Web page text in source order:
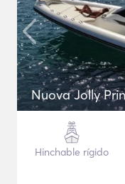
Nuova Jolly
Hinchable rígido